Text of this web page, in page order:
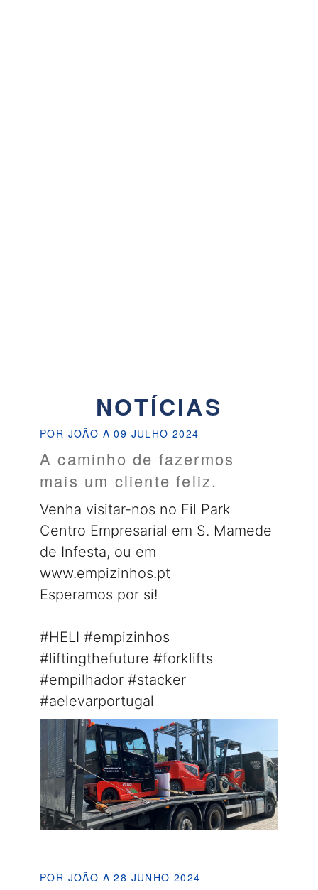
NOTÍCIAS
POR JOÃO A 09 JULHO 2024
A caminho de fazermos
mais um cliente feliz.
Venha visitar-nos no Fil Park
Centro Empresarial em S. Mamede
de Infesta, ou em
www.empizinhos.pt
Esperamos por si!
#HELI #empizinhos
#liftingthefuture #forklifts
#empilhador #stacker
#aelevarportugal
POR JOÃO A 28 JUNHO 2024